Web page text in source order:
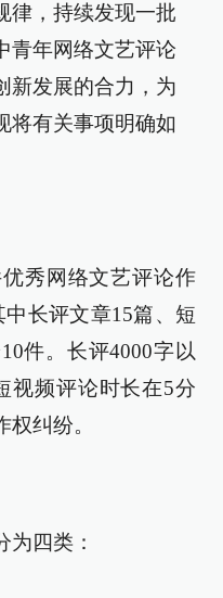
律，持续发现一批
青年网络文艺评论
新发展的合力，为
将有关事项明确如
秀网络文艺评论作
长评文章15篇、短
件。长评4000字以
视频评论时长在5分
纠纷。
四类：